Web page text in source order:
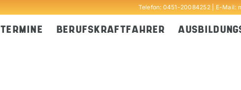
Telefon: 0451-20084252| E-Mail:
TERMINE BERUFSKRAFTFAHRER